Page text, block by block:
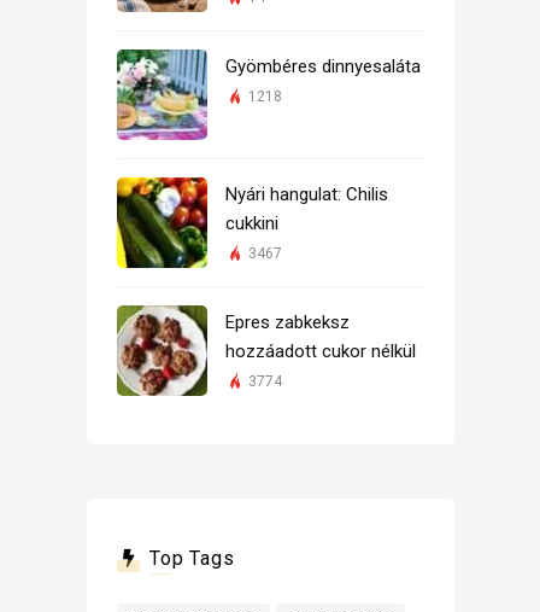
Gyömbéres dinnyesaláta
1218
Nyári hangulat: Chilis
cukkini
3467
Epres zabkeksz
hozzáadott cukor nélkül
3774
Top Tags